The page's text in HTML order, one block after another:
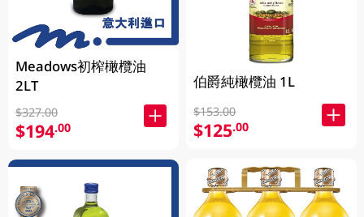
Meadows初榨橄欖油
2LT
$327.00
$194.00
伯爵純橄欖油 1L
$153.00
$125.00